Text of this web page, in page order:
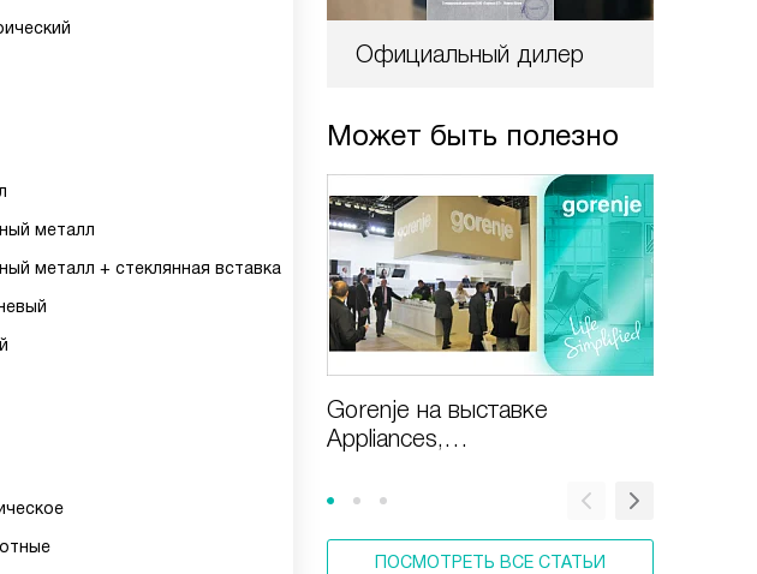
Официальный дилер
Может быть полезно
Gorenje на выставке
Appliances,
ПОСМОТРЕТЬ ВСЕ СТАТЬИ
металл
металл + стеклянная вставка